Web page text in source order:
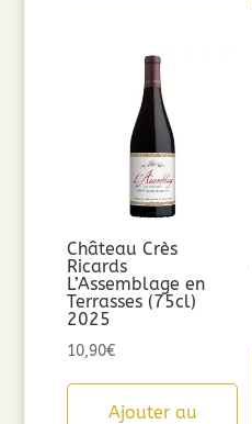
Château Crès
Ricards
L’Assemblage en
Terrasses (75cl)
2025
10,90€
Ajouter au